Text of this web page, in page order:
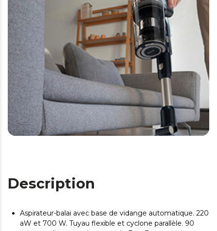
Description
Aspirateur-balai avec base de vidange automatique. 220
aW et 700 W. Tuyau flexible et cyclone parallèle. 90